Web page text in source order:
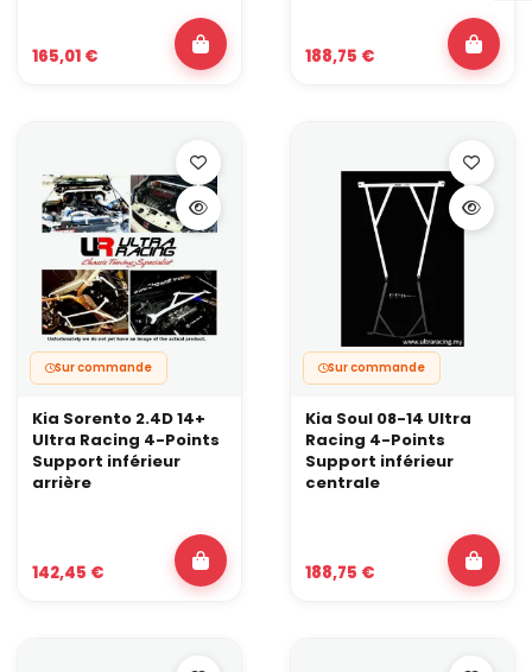
165,01 € 188,75 €
Sur commande
Kia Sorento 2.4D 14+
Ultra Racing 4-Points
Support inférieur
arrière
142,45 €
Sur commande
Kia Soul 08-14 Ultra
Racing 4-Points
Support inférieur
centrale
188,75 €